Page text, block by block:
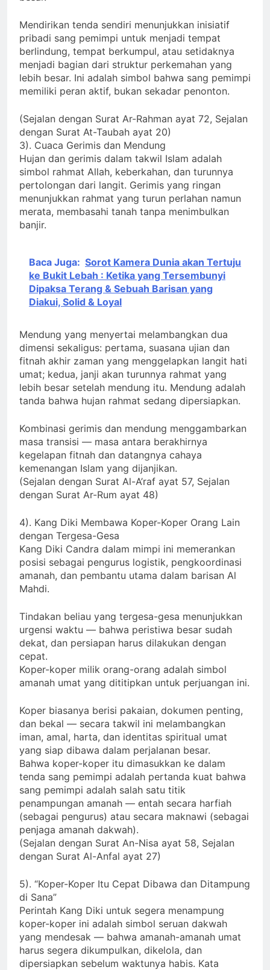
Mendirikan tenda sendiri menunjukkan inisiatif
pribadi sang pemimpi untuk menjadi tempat
berlindung, tempat berkumpul, atau setidaknya
menjadi bagian dari struktur perkemahan yang
lebih besar. Ini adalah simbol bahwa sang pemimpi
memiliki peran aktif, bukan sekadar penonton.
(Sejalan dengan Surat Ar-Rahman ayat 72, Sejalan
dengan Surat At-Taubah ayat 20)
3). Cuaca Gerimis dan Mendung
Hujan dan gerimis dalam takwil Islam adalah
simbol rahmat Allah, keberkahan, dan turunnya
pertolongan dari langit. Gerimis yang ringan
menunjukkan rahmat yang turun perlahan namun
merata, membasahi tanah tanpa menimbulkan
banjir.
Baca Juga: Sorot Kamera Dunia akan Tertuju
ke Bukit Lebah : Ketika yang Tersembunyi
Dipaksa Terang & Sebuah Barisan yang
Diakui, Solid & Loyal
Mendung yang menyertai melambangkan dua
dimensi sekaligus: pertama, suasana ujian dan
fitnah akhir zaman yang menggelapkan langit hati
umat; kedua, janji akan turunnya rahmat yang
lebih besar setelah mendung itu. Mendung adalah
tanda bahwa hujan rahmat sedang dipersiapkan.
Kombinasi gerimis dan mendung menggambarkan
masa transisi — masa antara berakhirnya
kegelapan fitnah dan datangnya cahaya
kemenangan Islam yang dijanjikan.
(Sejalan dengan Surat Al-A’raf ayat 57, Sejalan
dengan Surat Ar-Rum ayat 48)
4). Kang Diki Membawa Koper-Koper Orang Lain
dengan Tergesa-Gesa
Kang Diki Candra dalam mimpi ini memerankan
posisi sebagai pengurus logistik, pengkoordinasi
amanah, dan pembantu utama dalam barisan Al
Tindakan beliau yang tergesa-gesa menunjukkan
urgensi waktu — bahwa peristiwa besar sudah
dekat, dan persiapan harus dilakukan dengan
cepat.
Koper-koper milik orang-orang adalah simbol
amanah umat yang dititipkan untuk perjuangan ini.
Koper biasanya berisi pakaian, dokumen penting,
dan bekal — secara takwil ini melambangkan
iman, amal, harta, dan identitas spiritual umat
yang siap dibawa dalam perjalanan besar.
Bahwa koper-koper itu dimasukkan ke dalam
tenda sang pemimpi adalah pertanda kuat bahwa
sang pemimpi adalah salah satu titik
penampungan amanah — entah secara harfiah
(sebagai pengurus) atau secara maknawi (sebagai
penjaga amanah dakwah).
(Sejalan dengan Surat An-Nisa ayat 58, Sejalan
dengan Surat Al-Anfal ayat 27)
5). “Koper-Koper Itu Cepat Dibawa dan Ditampung
di Sana”
Perintah Kang Diki untuk segera menampung
koper-koper ini adalah simbol seruan dakwah
yang mendesak — bahwa amanah-amanah umat
harus segera dikumpulkan, dikelola, dan